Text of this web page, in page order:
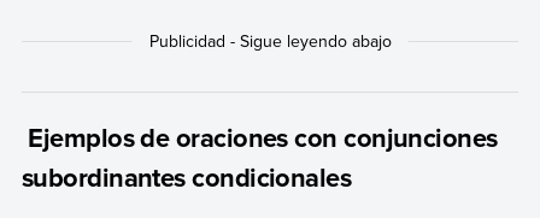
Ejemplos de oraciones con conjunciones
subordinantes condicionales